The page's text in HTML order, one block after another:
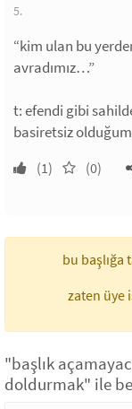
5.
“kim ulan bu
avradımız…”
t: efendi gibi
basiretsiz
(1) (0)
bu başlığa
zaten üye
"başlık
doldurmak" ile